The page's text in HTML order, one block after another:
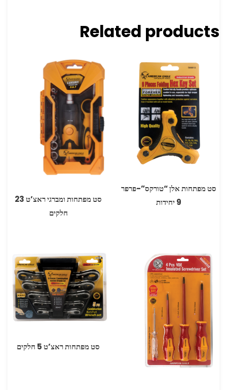
Related products
סט מפתחות אלן “טורקס”-פרפר
9 יחידות
סט מפתחות ומברגי ראצ’ט 23
חלקים
סט מפתחות ראצ’ט 5 חלקים